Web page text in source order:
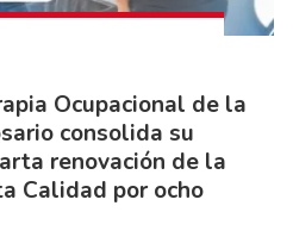
Ocupacional de la
consolida su
renovación de la
Calidad por ocho